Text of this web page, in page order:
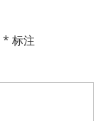
* 标注